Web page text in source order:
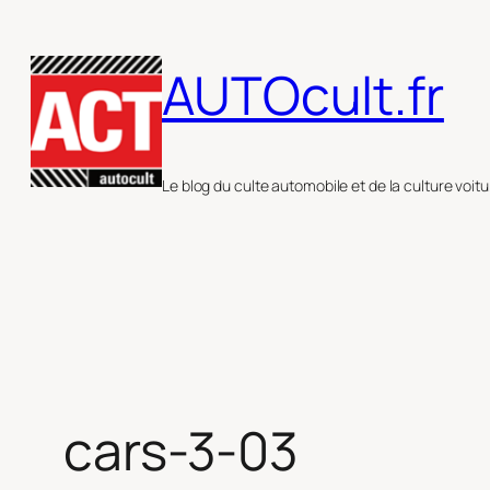
au
contenu
AUTOcult.fr
Le blog du culte automobile et de la culture
cars-3-03